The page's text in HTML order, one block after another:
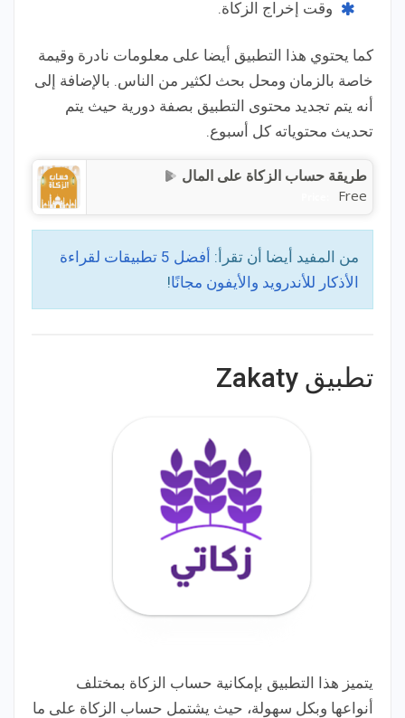
وقت إخراج الزكاة.
كما يحتوي هذا التطبيق أيضا على معلومات نادرة وقيمة
خاصة بالزمان ومحل بحث لكثير من الناس. بالإضافة إلى
أنه يتم تجديد محتوى التطبيق بصفة دورية حيث يتم
تحديث محتوياته كل أسبوع.
طريقة حساب الزكاة على المال
Free
من المفيد أيضا أن تقرأ:
أفضل 5 تطبيقات لقراءة
الأذكار للأندرويد والأيفون مجانًا!
تطبيق Zakaty
يتميز هذا التطبيق بإمكانية حساب الزكاة بمختلف
أنواعها وبكل سهولة، حيث يشتمل حساب الزكاة على ما